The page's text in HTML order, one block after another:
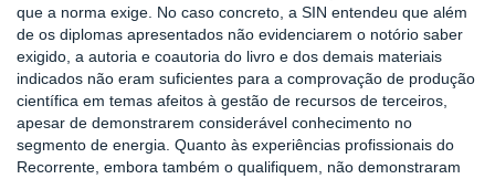
que a norma exige. No caso concreto, a SIN entendeu que além
de os diplomas apresentados não evidenciarem o notório saber
exigido, a autoria e coautoria do livro e dos demais materiais
indicados não eram suficientes para a comprovação de produção
científica em temas afeitos à gestão de recursos de terceiros,
apesar de demonstrarem considerável conhecimento no
segmento de energia. Quanto às experiências profissionais do
Recorrente, embora também o qualifiquem, não demonstraram